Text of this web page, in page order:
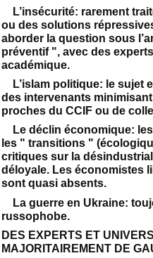
L’insécurité: rarement
ou des solutions
aborder la question sous
préventif ", avec des
académique.
L’islam politique: le sujet
des intervenants
proches du CCIF ou de
Le déclin économique:
les " transitions "
critiques sur la
déloyale. Les économistes
sont quasi absents.
La guerre en Ukraine:
russophobe.
DES EXPERTS ET
MAJORITAIREMENT DE